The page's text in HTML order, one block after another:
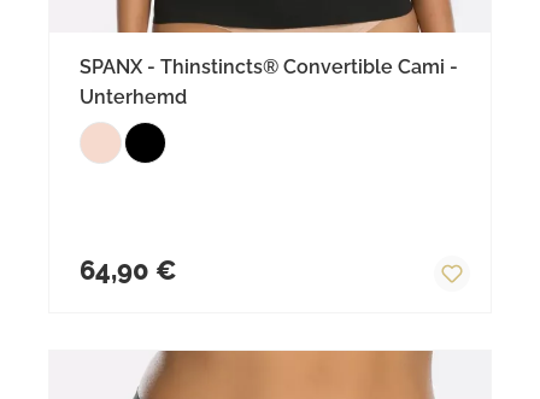
SPANX - Thinstincts® Convertible Cami -
Unterhemd
64,90 €